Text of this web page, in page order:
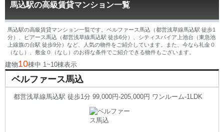
馬込駅の高級賃貸マンション一覧
馬込駅の高級賃貸マンション一覧です。ベルファース馬込（都営浅草線馬込駅 徒歩1
分）、ピアース馬込（都営浅草線馬込駅 徒歩6分）、シティスパイア上池台（東急池
上線旗の台駅 徒歩9分）など、人気の物件をご紹介しています。また、今なら礼金０
（なし）、敷金０（なし）のお得な条件でご紹介できる物件もございます。
建物10棟中 1~10棟表示
ベルファース馬込
都営浅草線馬込駅 徒歩1分 99,000円-205,000円 ワンルーム-1LDK